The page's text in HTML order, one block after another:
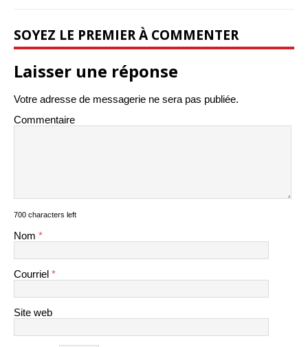
SOYEZ LE PREMIER À COMMENTER
Laisser une réponse
Votre adresse de messagerie ne sera pas publiée.
Commentaire
700 characters left
Nom *
Courriel *
Site web